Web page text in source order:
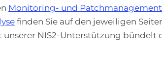
Monitoring- und
finden Sie auf den jeweiligen
unserer NIS2-Unterstützung bündelt